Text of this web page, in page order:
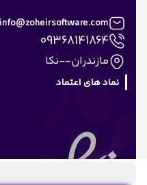
info@zoheirsoftware.com
09368141864
مازندران--نکا
نماد های اعتماد